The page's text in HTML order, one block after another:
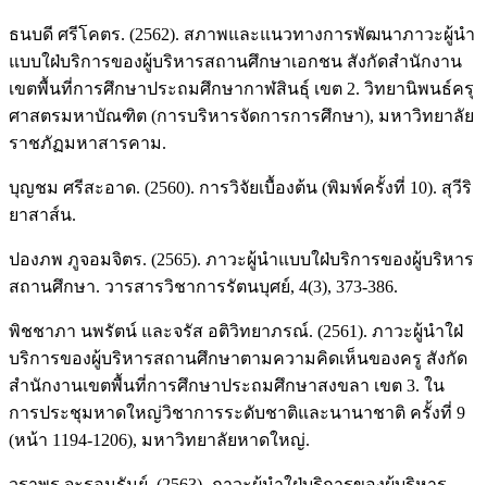
ธนบดี ศรีโคตร. (2562). สภาพและแนวทางการพัฒนาภาวะผู้นำ
แบบใฝ่บริการของผู้บริหารสถานศึกษาเอกชน สังกัดสำนักงาน
เขตพื้นที่การศึกษาประถมศึกษากาฬสินธุ์ เขต 2. วิทยานิพนธ์ครุ
ศาสตรมหาบัณฑิต (การบริหารจัดการการศึกษา), มหาวิทยาลัย
ราชภัฏมหาสารคาม.
บุญชม ศรีสะอาด. (2560). การวิจัยเบื้องต้น (พิมพ์ครั้งที่ 10). สุวีริ
ยาสาส์น.
ปองภพ ภูจอมจิตร. (2565). ภาวะผู้นำแบบใฝ่บริการของผู้บริหาร
สถานศึกษา. วารสารวิชาการรัตนบุศย์, 4(3), 373-386.
พิชชาภา นพรัตน์ และจรัส อติวิทยาภรณ์. (2561). ภาวะผู้นำใฝ่
บริการของผู้บริหารสถานศึกษาตามความคิดเห็นของครู สังกัด
สำนักงานเขตพื้นที่การศึกษาประถมศึกษาสงขลา เขต 3. ใน
การประชุมหาดใหญ่วิชาการระดับชาติและนานาชาติ ครั้งที่ 9
(หน้า 1194-1206), มหาวิทยาลัยหาดใหญ่.